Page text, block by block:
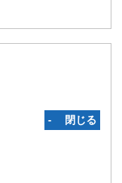
‐ 閉じる